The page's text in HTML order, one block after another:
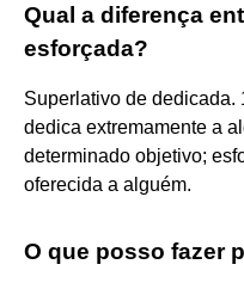
Qual a diferença
esforçada?
Superlativo de dedicada.
dedica extremamente a
determinado objetivo;
oferecida a alguém.
O que posso fazer